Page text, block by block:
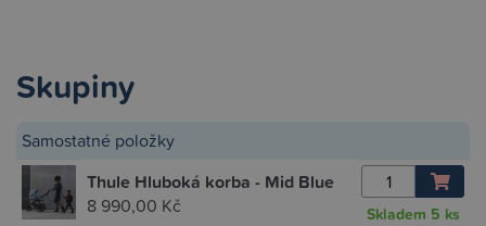
Skupiny
Samostatné položky
Thule Hluboká korba - Mid Blue
8 990,00 Kč Skladem 5 ks